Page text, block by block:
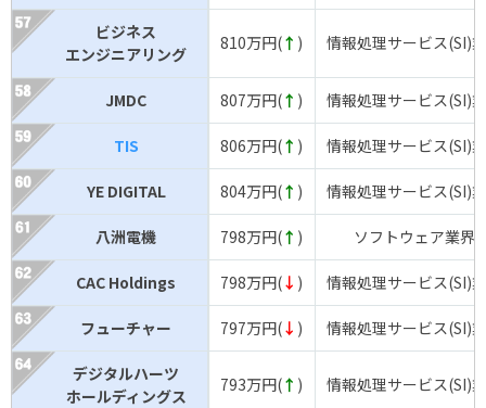
ビジネス
エンジニアリング
810万円(↑ ) 情報処理サービス(SI)
JMDC 807万円(↑ ) 情報処理サービス(SI)
TIS 806万円(↑ ) 情報処理サービス(SI)
YE DIGITAL 804万円(↑ ) 情報処理サービス(SI)
八洲電機 798万円(↑ ) ソフトウェア業界
CAC Holdings 798万円(↓ ) 情報処理サービス(SI)
フューチャー 797万円(↓ ) 情報処理サービス(SI)
デジタルハーツ
ホールディングス
793万円(↑ ) 情報処理サービス(SI)